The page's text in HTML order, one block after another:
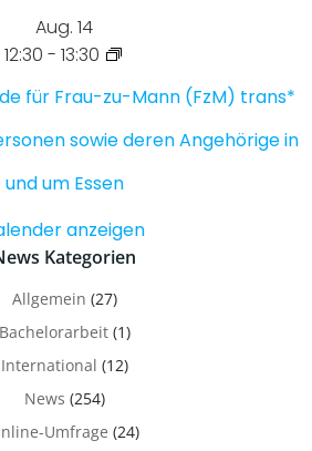
Aug. 14
12:30 - 13:30
für Frau-zu-Mann (FzM) trans*
sowie deren Angehörige in
und um Essen
anzeigen
Kategorien
Allgemein (27)
Bachelorarbeit(1)
International (12)
News (254)
Umfrage (24)